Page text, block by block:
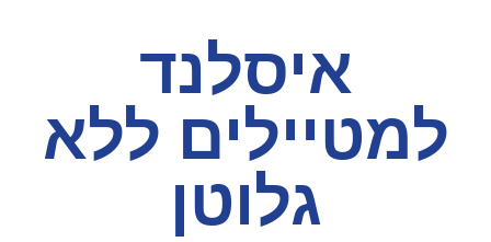
איסלנד
למטיילים ללא
גלוטן